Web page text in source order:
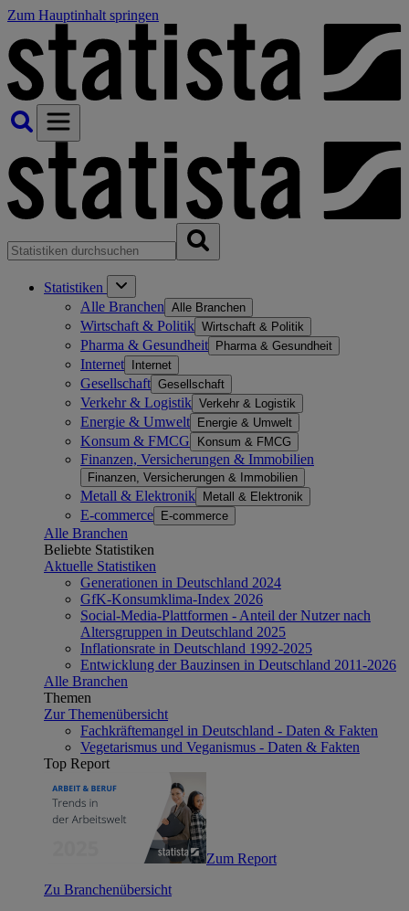
Zum Hauptinhalt springen
Statistiken
Alle Branchen Alle Branchen
Wirtschaft & Politik Wirtschaft & Politik
Pharma & Gesundheit Pharma & Gesundheit
Internet Internet
Gesellschaft Gesellschaft
Verkehr & Logistik Verkehr & Logistik
Energie & Umwelt Energie & Umwelt
Konsum & FMCG Konsum & FMCG
Finanzen, Versicherungen & Immobilien
Finanzen, Versicherungen & Immobilien
Metall & Elektronik Metall & Elektronik
E-commerce E-commerce
Alle Branchen
Beliebte Statistiken
Aktuelle Statistiken
Generationen in Deutschland 2024
GfK-Konsumklima-Index 2026
Social-Media-Plattformen - Anteil der Nutzer nach
Altersgruppen in Deutschland 2025
Inflationsrate in Deutschland 1992-2025
Entwicklung der Bauzinsen in Deutschland 2011-2026
Alle Branchen
Themen
Zur Themenübersicht
Fachkräftemangel in Deutschland - Daten & Fakten
Vegetarismus und Veganismus - Daten & Fakten
Top Report
Zum Report
Zu Branchenübersicht